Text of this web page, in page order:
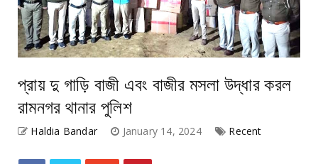
প্রায় দু গাড়ি বাজী এবং বাজীর মসলা উদ্ধার করল
রামনগর থানার পুলিশ
Haldia Bandar January 14, 2024 Recent